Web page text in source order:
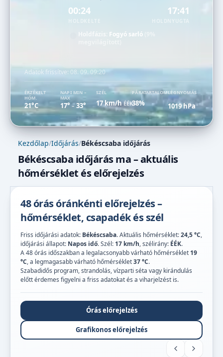
00:24 17:41
HOLDNYUGTA
Holdfázis: Fogyó sarló
Adatok frissítve: 08. 09. 09:20
ÉRZÉKELT
HŐM.
21°C
NAPI MIN –
MAX
17° –33°
SZÉL
17 km/hÉÉK
PÁRATARTALOM
38%
LÉGNYOMÁS
1019 hPa
Kezdőlap/Időjárás/Békéscsaba időjárás
Békéscsaba időjárás ma – aktuális
hőmérséklet és előrejelzés
48 órás óránkénti előrejelzés –
hőmérséklet, csapadék és szél
Friss időjárási adatok: Békéscsaba. Aktuális hőmérséklet:24,5 °C,
időjárási állapot: Napos idő. Szél: 17 km/h, szélirány: ÉÉK.
A 48 órás időszakban a legalacsonyabb várható hőmérséklet 19
°C, a legmagasabb várható hőmérséklet37 °C.
Szabadidős program, strandolás, vízparti séta vagy kirándulás
előtt érdemes figyelni a friss adatokat és a viharjelzést is.
Órás előrejelzés
Grafikonos előrejelzés